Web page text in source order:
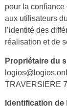
pour la confiance
aux utilisateurs
l’identité des
réalisation et de
Propriétaire du
TRAVERSIERE
Identification de